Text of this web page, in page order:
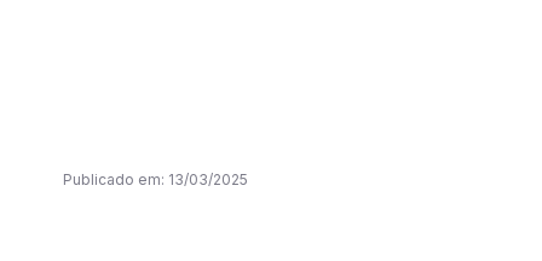
Publicado em: 13/03/2025